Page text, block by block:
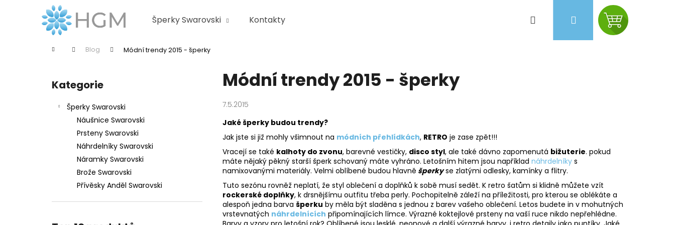
Šperky Swarovski Kontakty PřihlášeníNákupní
Domů Blog Módní trendy 2015 - šperky
Přeskočit
kategorie
Kategorie
Šperky Swarovski
Náušnice Swarovski
Prsteny Swarovski
Náhrdelníky Swarovski
Náramky Swarovski
Brože Swarovski
Přívěsky Anděl Swarovski
Módní trendy 2015 - šperky
7.5.2015
Jaké šperky budou trendy?
Jak jste si již mohly všimnout na módních přehlídkách, RETRO je zase zpět!!!
Vracejí se také kalhoty do zvonu, barevné vestičky, disco styl, ale také dávno zapomenutá bižuterie. pokud
máte nějaký pěkný starší šperk schovaný máte vyhráno. Letošním hitem jsou například náhrdelníky s
namixovanými materiály. Velmi oblíbené budou hlavně šperky se zlatými odlesky, kamínky a flitry.
Tuto sezónu rovněž neplatí, že styl oblečení a doplňků k sobě musí sedět. K retro šatům si klidně můžete vzít
rockerské doplňky, k drsnějšímu outfitu třeba perly. Pochopitelně záleží na příležitosti, pro kterou se oblékáte a
alespoň jedna barva šperku by měla být sladěna s jednou z barev vašeho oblečení. Letos budete in v mohutných
vrstevnatých náhrdelnících připomínajících límce. Výrazné koktejlové prsteny na vaší ruce nikdo nepřehlédne.
Zpět
Zpět
Doporučujeme
Následující